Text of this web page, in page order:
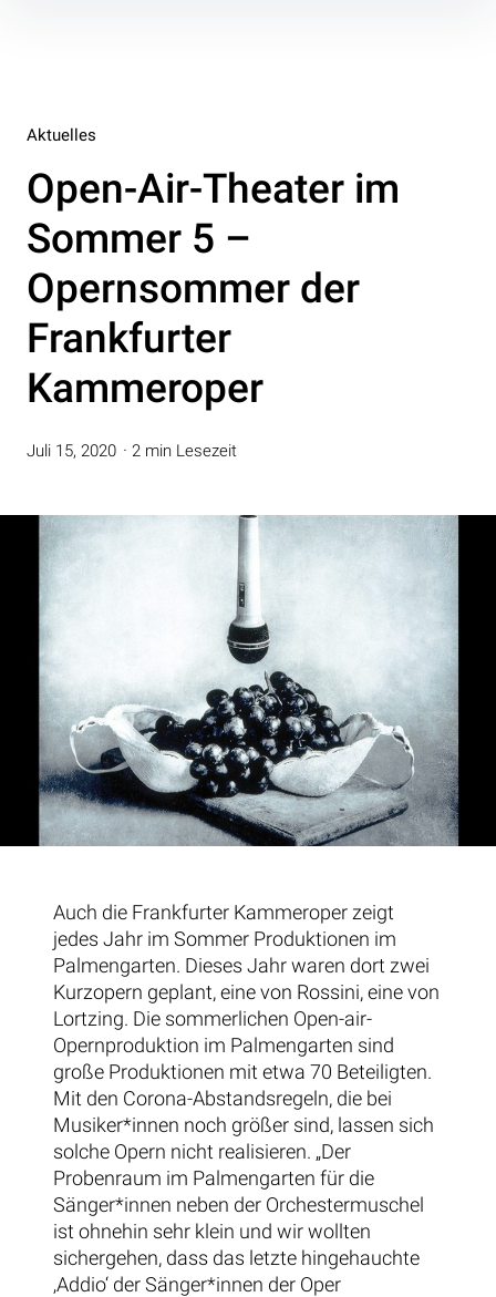
Aktuelles
Open-Air-Theater im
Sommer 5 –
Opernsommer der
Frankfurter
Kammeroper
Juli 15, 2020 2 min Lesezeit
Auch die Frankfurter Kammeroper zeigt
jedes Jahr im Sommer Produktionen im
Palmengarten. Dieses Jahr waren dort zwei
Kurzopern geplant, eine von Rossini, eine von
Lortzing. Die sommerlichen Open-air-
Opernproduktion im Palmengarten sind
große Produktionen mit etwa 70 Beteiligten.
Mit den Corona-Abstandsregeln, die bei
Musiker*innen noch größer sind, lassen sich
solche Opern nicht realisieren. „Der
Probenraum im Palmengarten für die
Sänger*innen neben der Orchestermuschel
ist ohnehin sehr klein und wir wollten
sichergehen, dass das letzte hingehauchte
‚Addio‘ der Sänger*innen der Oper